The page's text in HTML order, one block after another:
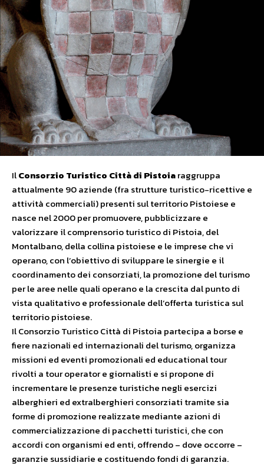
IlConsorzio Turistico Città di Pistoiaraggruppa
attualmente 90 aziende (fra strutture turistico-ricettive e
attività commerciali) presenti sul territorio Pistoiese e
nasce nel 2000 per promuovere, pubblicizzare e
valorizzare il comprensorio turistico di Pistoia, del
Montalbano, della collina pistoiese e le imprese che vi
operano, con l’obiettivo di sviluppare le sinergie e il
coordinamento dei consorziati, la promozione del turismo
per le aree nelle quali operano e la crescita dal punto di
vista qualitativo e professionale dell’offerta turistica sul
territorio pistoiese.
Il Consorzio Turistico Città di Pistoia partecipa a borse e
fiere nazionali ed internazionali del turismo, organizza
missioni ed eventi promozionali ed educational tour
rivolti a tour operator e giornalisti e si propone di
incrementare le presenze turistiche negli esercizi
alberghieri ed extralberghieri consorziati tramite sia
forme di promozione realizzate mediante azioni di
commercializzazione di pacchetti turistici, che con
accordi con organismi ed enti, offrendo – dove occorre –
garanzie sussidiarie e costituendo fondi di garanzia.